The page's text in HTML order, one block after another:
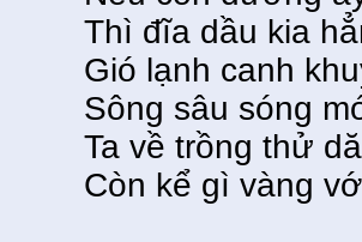
Thì đĩa dầu kia
Gió lạnh canh
Sông sâu sóng
Ta về trồng thử
Còn kể gì vàng